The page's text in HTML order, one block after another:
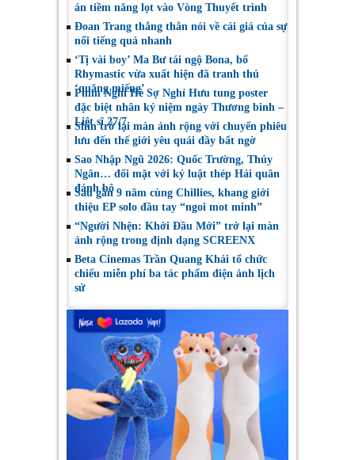
án tiềm năng lọt vào Vòng Thuyết trình
Đoan Trang thẳng thắn nói về cái giá của sự
nổi tiếng quá nhanh
‘Tị vài boy’ Ma Bư tái ngộ Bona, bố
Rhymastic vừa xuất hiện đã tranh thủ
‘quăng miếng’
Phim Nghỉ Hè Sợ Nghỉ Hưu tung poster
đặc biệt nhân kỷ niệm ngày Thương binh –
Liệt sĩ 27/7
Shin trở lại màn ảnh rộng với chuyến phiêu
lưu đến thế giới yêu quái đầy bất ngờ
Sao Nhập Ngũ 2026: Quốc Trường, Thúy
Ngân… đối mặt với kỷ luật thép Hải quân
đánh bộ
Sau gần 9 năm cùng Chillies, khang giới
thiệu EP solo đầu tay “ngoi mot minh”
“Người Nhện: Khởi Đầu Mới” trở lại màn
ảnh rộng trong định dạng SCREENX
Beta Cinemas Trần Quang Khải tổ chức
chiếu miễn phí ba tác phẩm điện ảnh lịch
sử